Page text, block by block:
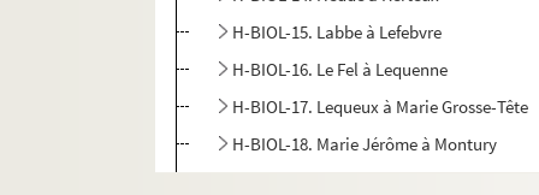
H-BIOL-15. Labbe à Lefebvre
H-BIOL-16. Le Fel à Lequenne
H-BIOL-17. Lequeux à Marie Grosse-Tête
H-BIOL-18. Marie Jérôme à Montury